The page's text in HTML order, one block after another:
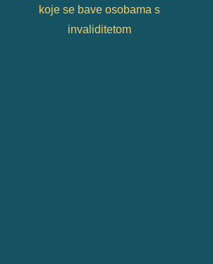
koje se bave osobama s
invaliditetom